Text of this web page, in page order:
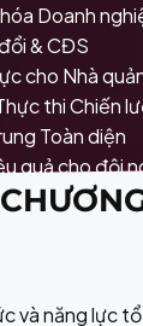
Doanh
& CĐS
cho Nhà
thi Chiến
Toàn diện
quả cho đội
và năng lực